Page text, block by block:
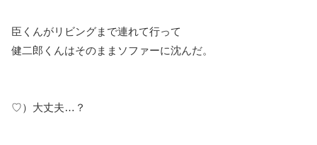
臣くんがリビングまで連れて行って
健二郎くんはそのままソファーに沈んだ。
♡）大丈夫…？